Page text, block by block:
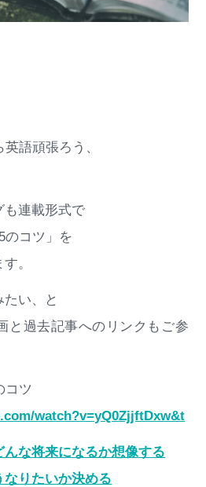
語頑張ろう、
も連載形式で
のコツ」を
。
い、と
と過去記事へのリンクもご参
コツ
watch?v=yQ0ZjjftDxw&t
んな将来になるか想像する
なりたいか決める